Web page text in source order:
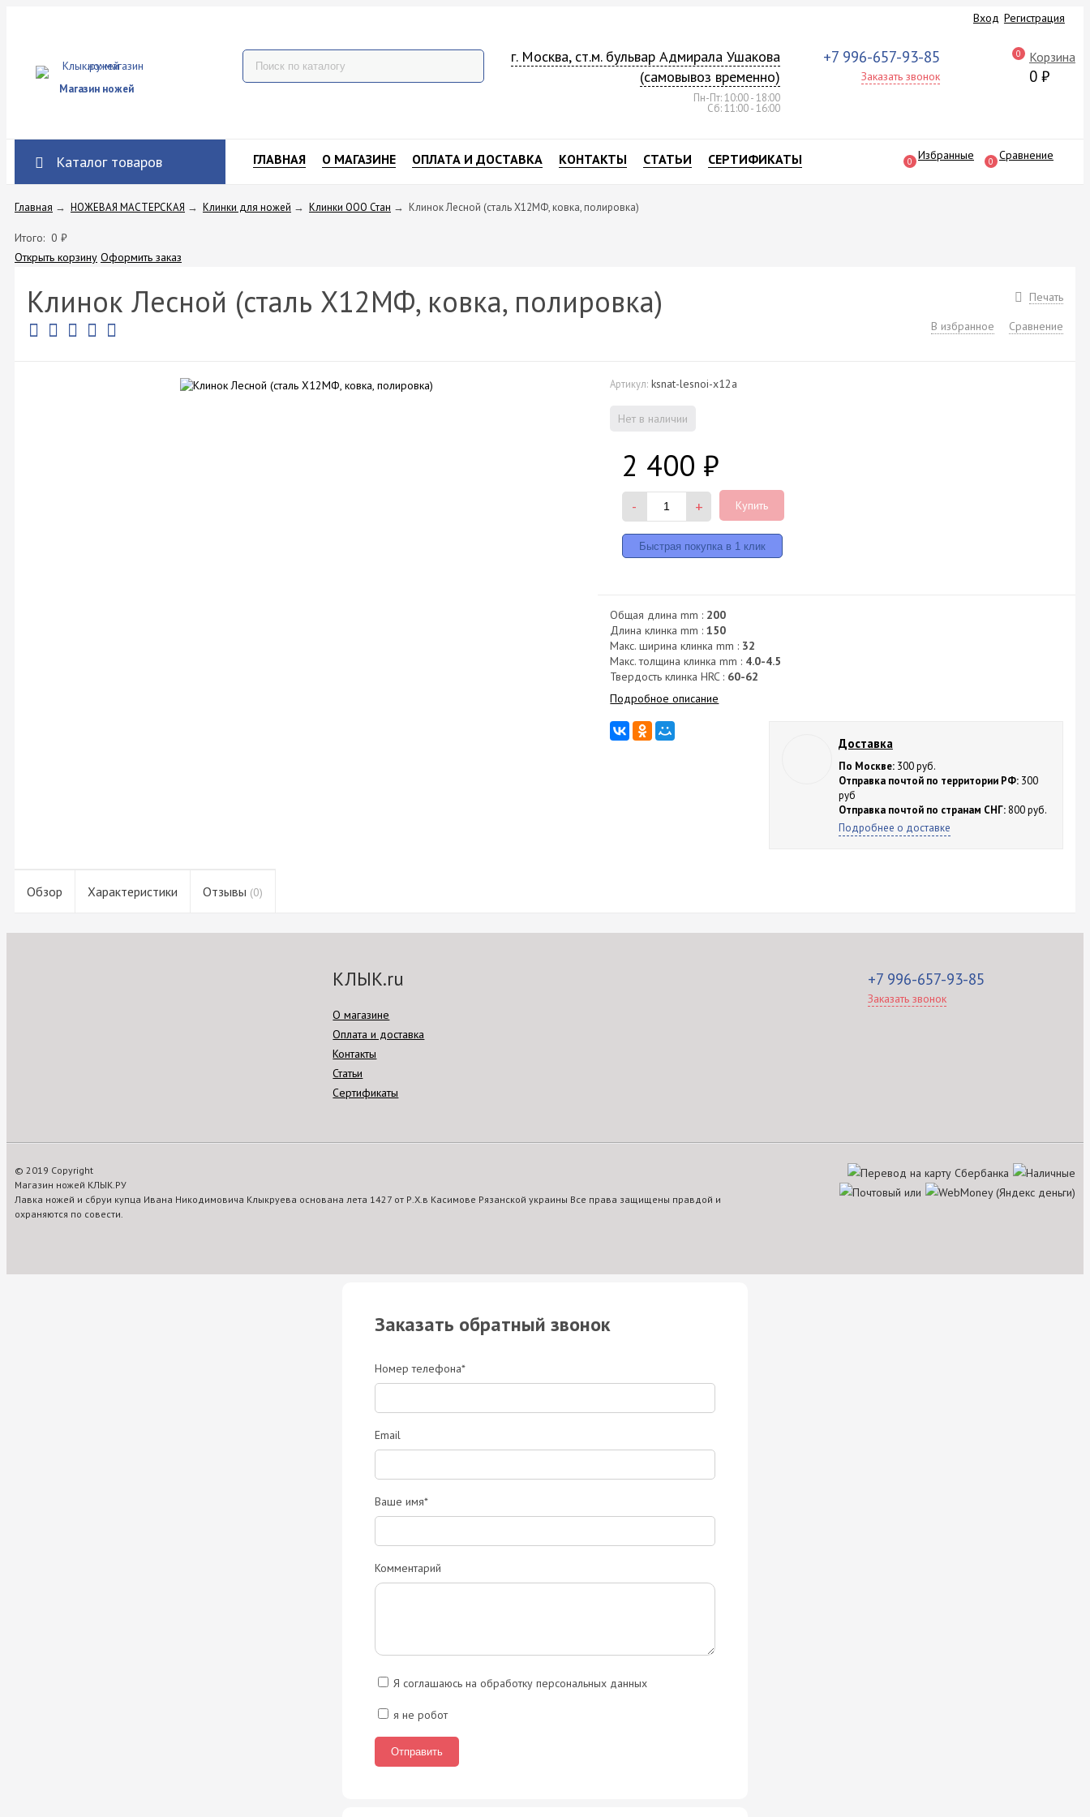
Вход Регистрация
Магазин ножей
г. Москва, ст.м. бульвар Адмирала Ушакова
(самовывоз временно)
Пн-Пт: 10:00 - 18:00
Сб: 11:00 - 16:00
+7 996-657-93-85
Заказать звонок
0 Корзина
0 ₽
Каталог товаров ГЛАВНАЯ О МАГАЗИНЕ ОПЛАТА И ДОСТАВКА КОНТАКТЫ СТАТЬИ СЕРТИФИКАТЫ 0 Избранные 0 Сравнение
Главная → НОЖЕВАЯ МАСТЕРСКАЯ → Клинки для ножей → Клинки ООО Стан → Клинок Лесной (сталь Х12МФ, ковка, полировка)
Итого: 0 ₽
Открыть корзину Оформить заказ
Печать
Клинок Лесной (сталь Х12МФ, ковка, полировка)
В избранное Сравнение
Артикул: ksnat-lesnoi-x12a
Нет в наличии
2 400 ₽
- + Купить
Общая длина mm : 200
Длина клинка mm :150
Макс. ширина клинка mm : 32
Макс. толщина клинка mm : 4.0-4.5
Твердость клинка HRC : 60-62
Подробное описание
Доставка
По Москве:300 руб.
Отправка почтой по территории РФ:300
руб
Отправка почтой по странам СНГ:800 руб.
Подробнее о доставке
Обзор Характеристики Отзывы (0)
КЛЫК.ru
О магазине
Оплата и доставка
Контакты
Статьи
Сертификаты
+7 996-657-93-85
Заказать звонок
© 2019 Copyright
Магазин ножей КЛЫК.РУ
Лавка ножей и сбруи купца Ивана Никодимовича Клыкруева основана лета 1427 от Р.Х.в Касимове Рязанской украины Все права защищены правдой и
охраняются по совести.
Заказать обратный звонок
Номер телефона*
Email
Ваше имя*
Комментарий
Я соглашаюсь на обработку персональных данных
я не робот